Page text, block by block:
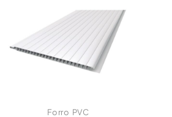
Forro PVC